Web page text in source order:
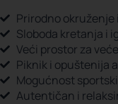
Prirodno okruženje
Sloboda kretanja i
Veći prostor za
Piknik i opuštenija
Mogućnost
Autentičan i